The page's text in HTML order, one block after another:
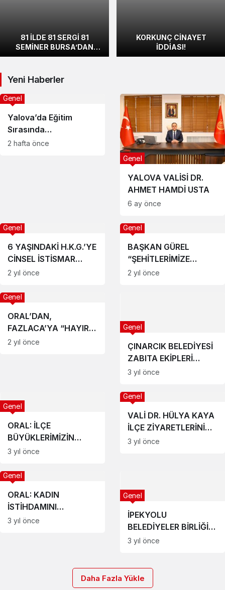
81 İLDE 81 SERGİ 81
SEMİNER BURSA’DAN
BAŞLADI
KORKUNÇ CİNAYET
İDDİASI!
Yeni Haberler
Yalova’da Eğitim
Sırasında
Rahatsızlanan Hava
Genel
2 hafta önce
YALOVA VALİSİ DR.
AHMET HAMDİ USTA
Genel
6 ay önce
6 YAŞINDAKİ H.K.G.’YE
CİNSEL İSTİSMAR
DAVASINDA KARAR
Genel
2 yıl önce
BAŞKAN GÜREL
“ŞEHİTLERİMİZE
BORCUMUZU
Genel
2 yıl önce
ORAL’DAN,
FAZLACA’YA “HAYIRLI
OLSUN” ZİYARETİ
Genel
2 yıl önce
ÇINARCIK BELEDİYESİ
ZABITA EKİPLERİ
MARKET
DEVAM EDİYOR
Genel
3 yıl önce
ORAL: İLÇE
BÜYÜKLERİMİZİN
EMRİNDEYİZ
Genel
3 yıl önce
VALİ DR. HÜLYA KAYA
İLÇE ZİYARETLERİNİN
İLKİNİ ÇINARCIK’A
Genel
3 yıl önce
ORAL: KADIN
İSTİHDAMINI
ARTTIRACAĞIZ
Genel
3 yıl önce
İPEKYOLU
BELEDİYELER BİRLİĞİ
İNÖNÜ’DE TOPLANDI
Genel
3 yıl önce
Daha Fazla Yükle